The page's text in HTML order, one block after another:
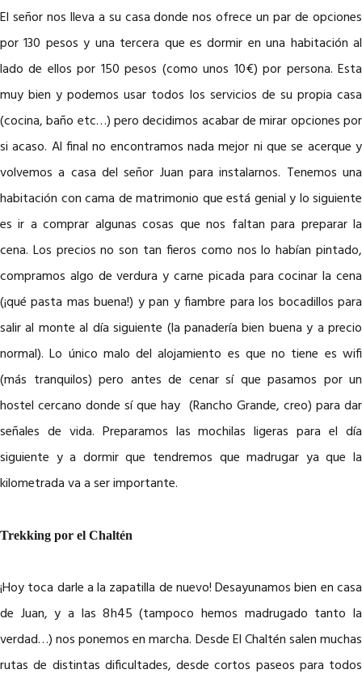
El señor nos lleva a su casa donde nos ofrece un par de opciones
por 130 pesos y una tercera que es dormir en una habitación al
lado de ellos por 150 pesos (como unos 10€) por persona. Esta
muy bien y podemos usar todos los servicios de su propia casa
(cocina, baño etc…) pero decidimos acabar de mirar opciones por
si acaso. Al final no encontramos nada mejor ni que se acerque y
volvemos a casa del señor Juan para instalarnos. Tenemos una
habitación con cama de matrimonio que está genial y lo siguiente
es ir a comprar algunas cosas que nos faltan para preparar la
cena. Los precios no son tan fieros como nos lo habían pintado,
compramos algo de verdura y carne picada para cocinar la cena
(¡qué pasta mas buena!) y pan y fiambre para los bocadillos para
salir al monte al día siguiente (la panadería bien buena y a precio
normal). Lo único malo del alojamiento es que no tiene es wifi
(más tranquilos) pero antes de cenar sí que pasamos por un
hostel cercano donde sí que hay (Rancho Grande, creo) para dar
señales de vida. Preparamos las mochilas ligeras para el día
siguiente y a dormir que tendremos que madrugar ya que la
kilometrada va a ser importante.
Trekking por el Chaltén
¡Hoy toca darle a la zapatilla de nuevo! Desayunamos bien en casa
de Juan, y a las 8h45 (tampoco hemos madrugado tanto la
verdad…) nos ponemos en marcha. Desde El Chaltén salen muchas
rutas de distintas dificultades, desde cortos paseos para todos